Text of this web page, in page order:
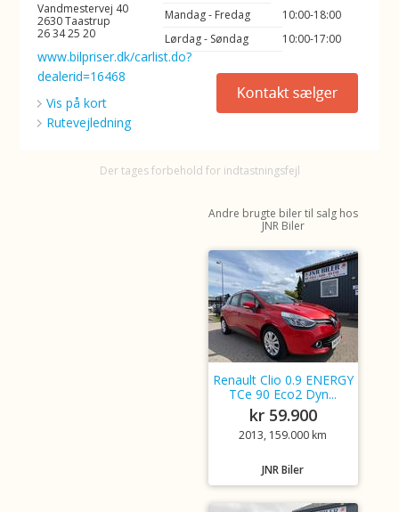
Vandmestervej 40
2630 Taastrup
26 34 25 20
www.bilpriser.dk/carlist.do?
dealerid=16468
Vis på kort
Rutevejledning
Mandag - Fredag
10:00-18:00
Lørdag - Søndag
10:00-17:00
Der tages forbehold for indtastningsfejl
Andre brugte biler til salg hos
JNR Biler
Renault Clio 0.9 ENERGY
TCe 90 Eco2 Dyn...
kr 59.900
2013, 159.000 km
JNR Biler